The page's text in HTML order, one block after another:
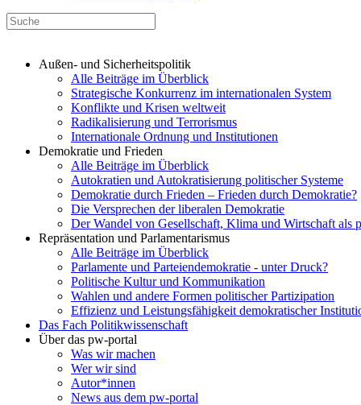
Außen- und Sicherheitspolitik
Alle Beiträge im Überblick
Strategische Konkurrenz im internationalen System
Konflikte und Krisen weltweit
Radikalisierung und Terrorismus
Internationale Ordnung und Institutionen
Demokratie und Frieden
Alle Beiträge im Überblick
Autokratien und Autokratisierung politischer Systeme
Demokratie durch Frieden – Frieden durch Demokratie?
Die Versprechen der liberalen Demokratie
Der Wandel von Gesellschaft, Klima und Wirtschaft als
Repräsentation und Parlamentarismus
Alle Beiträge im Überblick
Parlamente und Parteiendemokratie - unter Druck?
Politische Kultur und Kommunikation
Wahlen und andere Formen politischer Partizipation
Effizienz und Leistungsfähigkeit demokratischer
Das Fach Politikwissenschaft
Über das pw-portal
Was wir machen
Wer wir sind
Autor*innen
News aus dem pw-portal